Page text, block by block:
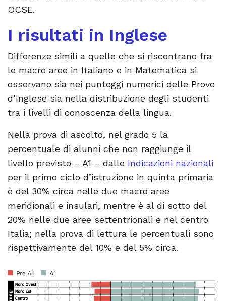
OCSE.
I risultati in Inglese
Differenze simili a quelle che si riscontrano fra
le macro aree in Italiano e in Matematica si
osservano sia nei punteggi numerici delle Prove
d’Inglese sia nella distribuzione degli studenti
tra i livelli di conoscenza della lingua.
Nella prova di ascolto, nel grado 5 la
percentuale di alunni che non raggiunge il
livello previsto – A1 – dalle Indicazioni nazionali
per il primo ciclo d’istruzione in quinta primaria
è del 30% circa nelle due macro aree
meridionali e insulari, mentre è al di sotto del
20% nelle due aree settentrionali e nel centro
Italia; nella prova di lettura le percentuali sono
rispettivamente del 10% e del 5% circa.